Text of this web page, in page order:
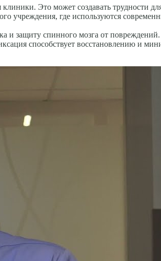
Это может создавать трудности
учреждения, где используются
и защиту спинного мозга от
способствует восстановлению и